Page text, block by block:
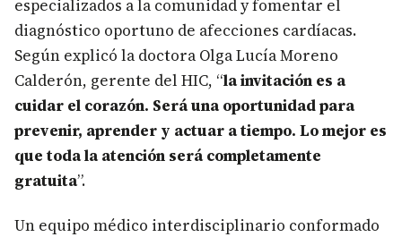
especializados a la comunidad y fomentar el
diagnóstico oportuno de afecciones cardíacas.
Según explicó la doctora Olga Lucía Moreno
Calderón, gerente del HIC, “la invitación es a
cuidar el corazón. Será una oportunidad para
prevenir, aprender y actuar a tiempo. Lo mejor es
que toda la atención será completamente
gratuita”.
Un equipo médico interdisciplinario conformado